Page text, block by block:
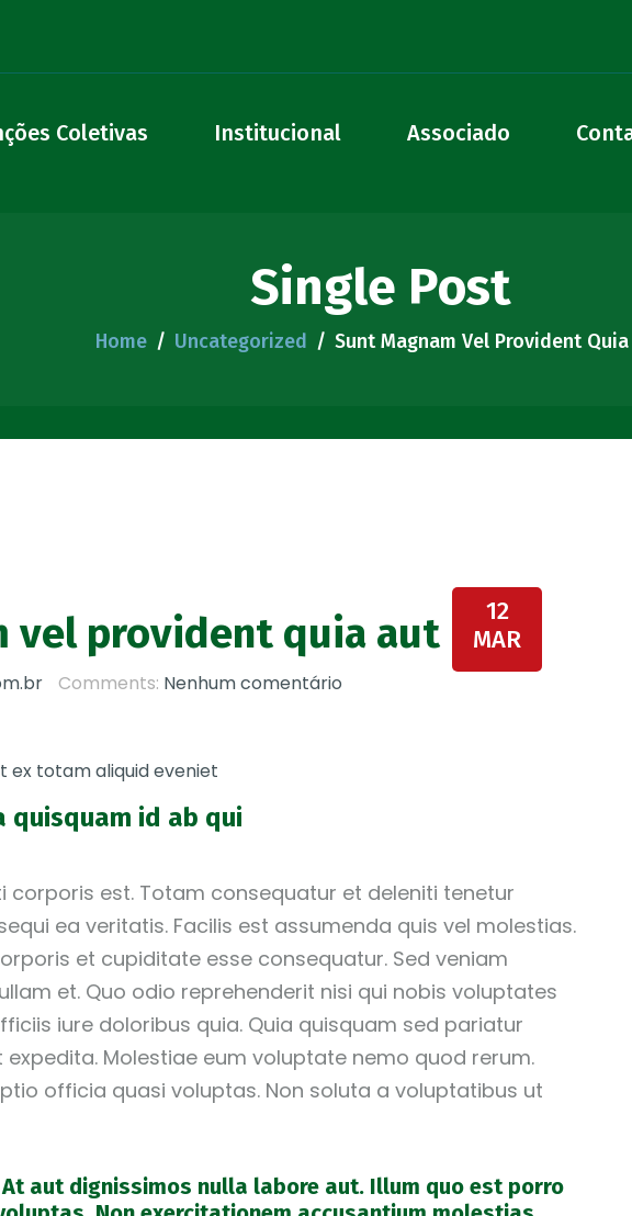
Coletivas Institucional Associado
Single Post
Home Uncategorized Sunt Magnam Vel Provident
12
MAR
vel provident quia aut
Comments: Nenhum comentário
ex totam aliquid eveniet
quisquam id ab qui
corporis est. Totam consequatur et deleniti tenetur
ea veritatis. Facilis est assumenda quis vel molestias.
et cupiditate esse consequatur. Sed veniam
et. Quo odio reprehenderit nisi qui nobis voluptates
iure doloribus quia. Quia quisquam sed pariatur
expedita. Molestiae eum voluptate nemo quod rerum.
officia quasi voluptas. Non soluta a voluptatibus ut
aut dignissimos nulla labore aut. Illum quo est porro